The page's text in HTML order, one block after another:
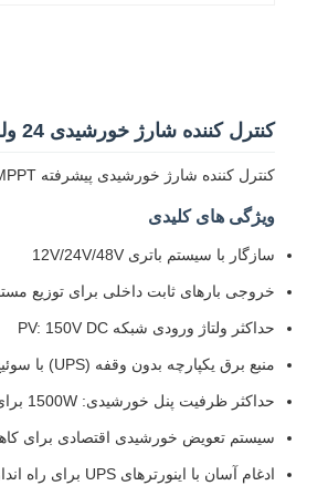
کنترل کننده شارژ خورشیدی 24 ولت هیبریدی MPPT با عملکرد UPS
کنترل کننده شارژ خورشیدی پیشرفته 12V / 24V / 48V MPPT با عملکرد UPS داخلی، طراحی شده برای مدیریت انرژی خورشیدی کارآمد و صرفه جویی در قبض برق.
ویژگی های کلیدی
سازگار با سیستم باتری 12V/24V/48V
خروجی بارهای ثابت داخلی برای توزیع
حداکثر ولتاژ ورودی شبکه PV: 150V DC
منبع برق یکپارچه بدون وقفه (UPS) با سوئیچ خودکار روز / شب
حداکثر ظرفیت پنل خورشیدی: 1500W برای 12V، 3000W برای 24V، 6000W برای سیستم های 48V
سیستم تعویض خورشیدی اقتصادی برای
ادغام آسان با اینورترهای UPS برای راه اندازی کامل سیستم خورشیدی